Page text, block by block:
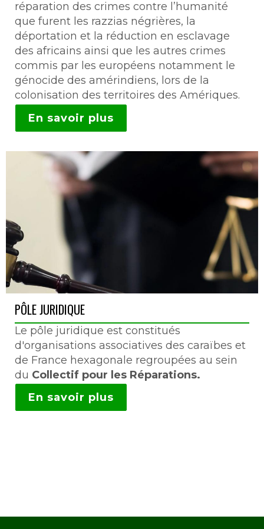
réparation des crimes contre l’humanité
que furent les razzias négrières, la
déportation et la réduction en esclavage
des africains ainsi que les autres crimes
commis par les européens notamment le
génocide des amérindiens, lors de la
colonisation des territoires des Amériques.
En savoir plus
PÔLE JURIDIQUE
Le pôle juridique est constitués
d'organisations associatives des caraïbes et
de France hexagonale regroupées au sein
du Collectif pour les Réparations.
En savoir plus